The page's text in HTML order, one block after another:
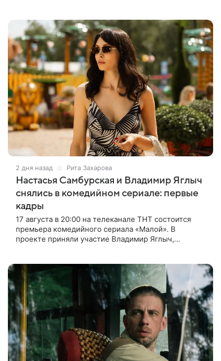
2 дня назад Рита Захарова
Настасья Самбурская и Владимир Яглыч
снялись в комедийном сериале: первые
кадры
17 августа в 20:00 на телеканале ТНТ состоится
премьера комедийного сериала «Малой». В
проекте приняли участие Владимир Яглыч,